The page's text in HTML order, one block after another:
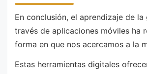
En conclusión, el aprendizaje de la
través de aplicaciones móviles ha
forma en que nos acercamos a la
Estas herramientas digitales